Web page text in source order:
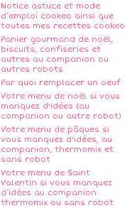
Notice astuce et mode
d’emploi cookeo ainsi que
toutes mes recettes cookeo
Panier gourmand de noël,
biscuits, confiseries et
autres au companion ou
autres robots
Par quoi remplacer un oeuf
Votre menu de noël si vous
manquez d'idées (au
companion ou autre robot)
Votre menu de pâques si
vous manquez d'idées, au
companion, thermomix et
sans robot
Votre menu de Saint
Valentin si vous manquez
d’idées au companion
thermomix ou sans robot